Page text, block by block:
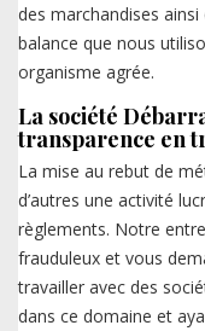
des marchandises ainsi
balance que nous
organisme agrée.
La société
transparence en
La mise au rebut de
d’autres une activité
règlements. Notre
frauduleux et vous
travailler avec des
dans ce domaine et